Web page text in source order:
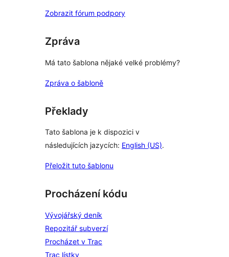
Zobrazit fórum podpory
Zpráva
Má tato šablona nějaké velké problémy?
Zpráva o šabloně
Překlady
Tato šablona je k dispozici v
následujících jazycích: English (US).
Přeložit tuto šablonu
Procházení kódu
Vývojářský deník
Repozitář subverzí
Procházet v Trac
Trac lístky